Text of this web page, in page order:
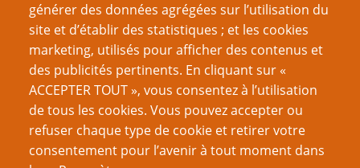
générer des données agrégées sur l’utilisation du
site et d’établir des statistiques ; et les cookies
marketing, utilisés pour afficher des contenus et
des publicités pertinents. En cliquant sur «
ACCEPTER TOUT », vous consentez à l’utilisation
de tous les cookies. Vous pouvez accepter ou
refuser chaque type de cookie et retirer votre
consentement pour l’avenir à tout moment dans
Nom d'utilisateur
Mot de passe